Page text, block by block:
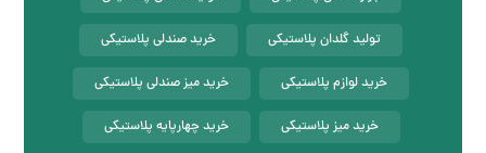
تولید گلدان پلاستیکی خرید صندلی پلاستیکی
خرید لوازم پلاستیکی خرید میز صندلی پلاستیکی
خرید میز پلاستیکی خرید چهارپایه پلاستیکی